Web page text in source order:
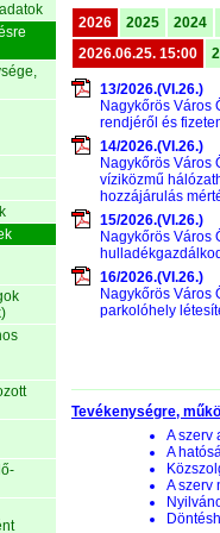
2026 2025 2024
2026.06.25. 15:00
13/2026.(VI.26.)
Nagykőrös Város
rendjéről és
14/2026.(VI.26.)
Nagykőrös Város
víziközmű
hozzájárulás
15/2026.(VI.26.)
Nagykőrös Város
16/2026.(VI.26.)
Nagykőrös Város
parkolóhely
Tevékenységre,
A szerv
A
A szerv